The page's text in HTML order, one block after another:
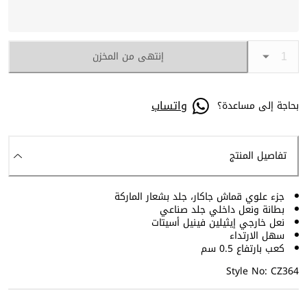
إنتهى من المخزن
بحاجة إلى مساعدة؟ واتساب
تفاصيل المنتج
جزء علوي قماش جاكار، جلد بشعار الماركة
بطانة ونعل داخلي جلد صناعي
نعل خارجي إيثيلين فينيل أسيتات
سهل الارتداء
كعب بارتفاع 0.5 سم
Style No: CZ364